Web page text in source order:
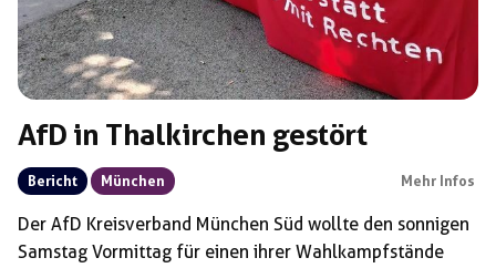
AfD in Thalkirchen gestört
Bericht München Mehr Infos
Der AfD Kreisverband München Süd wollte den sonnigen
Samstag Vormittag für einen ihrer Wahlkampfstände